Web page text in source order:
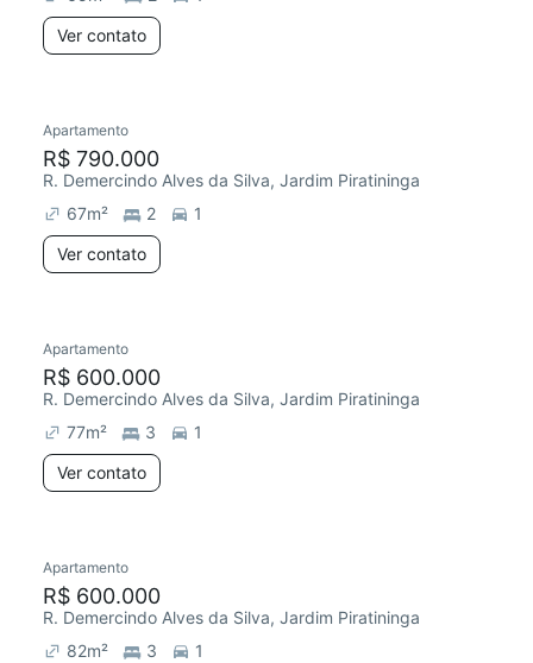
Ver contato
Apartamento
R$ 790.000
R. Demercindo Alves da Silva, Jardim Piratininga
67m² 2
1
Ver contato
Apartamento
R$ 600.000
R. Demercindo Alves da Silva, Jardim Piratininga
77m² 3
1
Ver contato
Apartamento
R$ 600.000
R. Demercindo Alves da Silva, Jardim Piratininga
82m² 3
1